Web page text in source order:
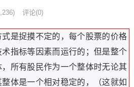
评论(0)
是捉摸不定的，每个股票的价格
指标等因素而运行的；但是整个
所有股民作为一个整体时无论其
体是一个相对稳定的，（这就如